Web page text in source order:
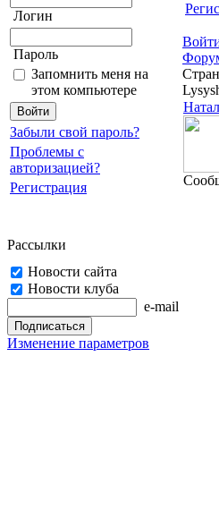
Логин
Пароль
Запомнить меня на
этом компьютере
Забыли свой пароль?
Проблемы с
авторизацией?
Регистрация
Рассылки
Новости сайта
Новости клуба
e-mail
Изменение параметров